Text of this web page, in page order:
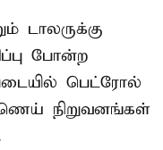
டாலருக்கு
போன்ற
பெட்ரோல்
நிறுவனங்கள்